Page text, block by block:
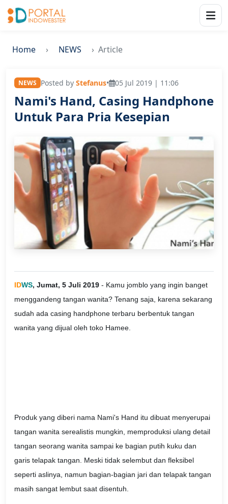
Home NEWS Article
NEWS Posted by Stefanus• 05 Jul 2019 | 11:06
Nami's Hand, Casing Handphone
Untuk Para Pria Kesepian
IDWS, Jumat, 5 Juli 2019 - Kamu jomblo yang ingin banget
menggandeng tangan wanita? Tenang saja, karena sekarang
sudah ada casing handphone terbaru berbentuk tangan
wanita yang dijual oleh toko Hamee.
Produk yang diberi nama Nami's Hand itu dibuat menyerupai
tangan wanita serealistis mungkin, memproduksi ulang detail
tangan seorang wanita sampai ke bagian putih kuku dan
garis telapak tangan. Meski tidak selembut dan fleksibel
seperti aslinya, namun bagian-bagian jari dan telapak tangan
masih sangat lembut saat disentuh.